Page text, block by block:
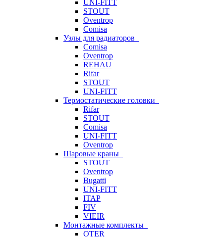
UNI-FITT
STOUT
Oventrop
Comisa
Узлы для радиаторов
Comisa
Oventrop
REHAU
Rifar
STOUT
UNI-FITT
Термостатические головки
Rifar
STOUT
Comisa
UNI-FITT
Oventrop
Шаровые краны
STOUT
Oventrop
Bugatti
UNI-FITT
ITAP
FIV
VIEIR
Монтажные комплекты
OTER